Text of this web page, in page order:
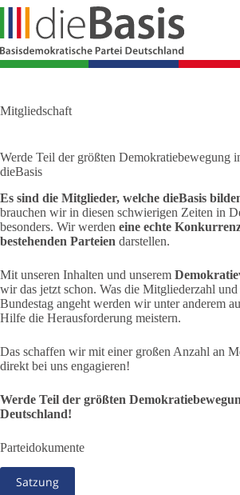
Zum
springen
Mitgliedschaft
Werde Teil der größten Demokratiebewegung
dieBasis
Es sind die Mitglieder, welche dieBasis
brauchen wir in diesen schwierigen Zeiten in
besonders. Wir werden eine echte
bestehenden Parteien darstellen.
Mit unseren Inhalten und unserem
wir das jetzt schon. Was die Mitgliederzahl
Bundestag angeht werden wir unter anderem
Hilfe die Herausforderung meistern.
Das schaffen wir mit einer großen Anzahl an
direkt bei uns engagieren!
Werde Teil der größten
Deutschland!
Parteidokumente
Satzung